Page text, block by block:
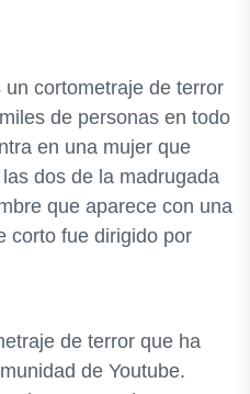
cortometraje de terror
de personas en todo
en una mujer que
dos de la madrugada
que aparece con una
corto fue dirigido por
de terror que ha
de Youtube.